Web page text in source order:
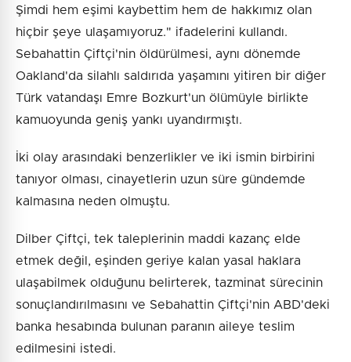
Şimdi hem eşimi kaybettim hem de hakkımız olan
hiçbir şeye ulaşamıyoruz." ifadelerini kullandı.
Sebahattin Çiftçi'nin öldürülmesi, aynı dönemde
Oakland'da silahlı saldırıda yaşamını yitiren bir diğer
Türk vatandaşı Emre Bozkurt'un ölümüyle birlikte
kamuoyunda geniş yankı uyandırmıştı.
İki olay arasındaki benzerlikler ve iki ismin birbirini
tanıyor olması, cinayetlerin uzun süre gündemde
kalmasına neden olmuştu.
Dilber Çiftçi, tek taleplerinin maddi kazanç elde
etmek değil, eşinden geriye kalan yasal haklara
ulaşabilmek olduğunu belirterek, tazminat sürecinin
sonuçlandırılmasını ve Sebahattin Çiftçi'nin ABD'deki
banka hesabında bulunan paranın aileye teslim
edilmesini istedi.